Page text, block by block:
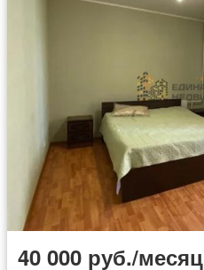
40 000 руб./месяц